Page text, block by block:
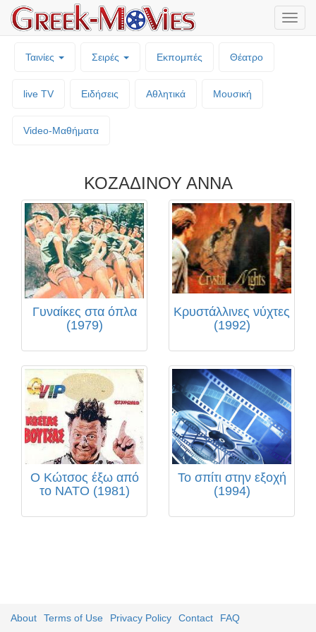
Ταινίες Σειρές Εκπομπές Θέατρο
live TV Ειδήσεις Αθλητικά Μουσική
Video-Mαθήματα
ΚΟΖΑΔΙΝΟΥ ΑΝΝΑ
Γυναίκες στα όπλα
(1979)
Κρυστάλλινες νύχτες
(1992)
Ο Κώτσος έξω από
το ΝΑΤΟ (1981)
Το σπίτι στην εξοχή
(1994)
About Terms of Use Privacy Policy Contact FAQ